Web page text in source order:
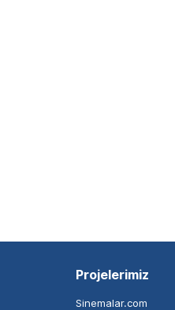
Projelerimiz
Sinemalar.com